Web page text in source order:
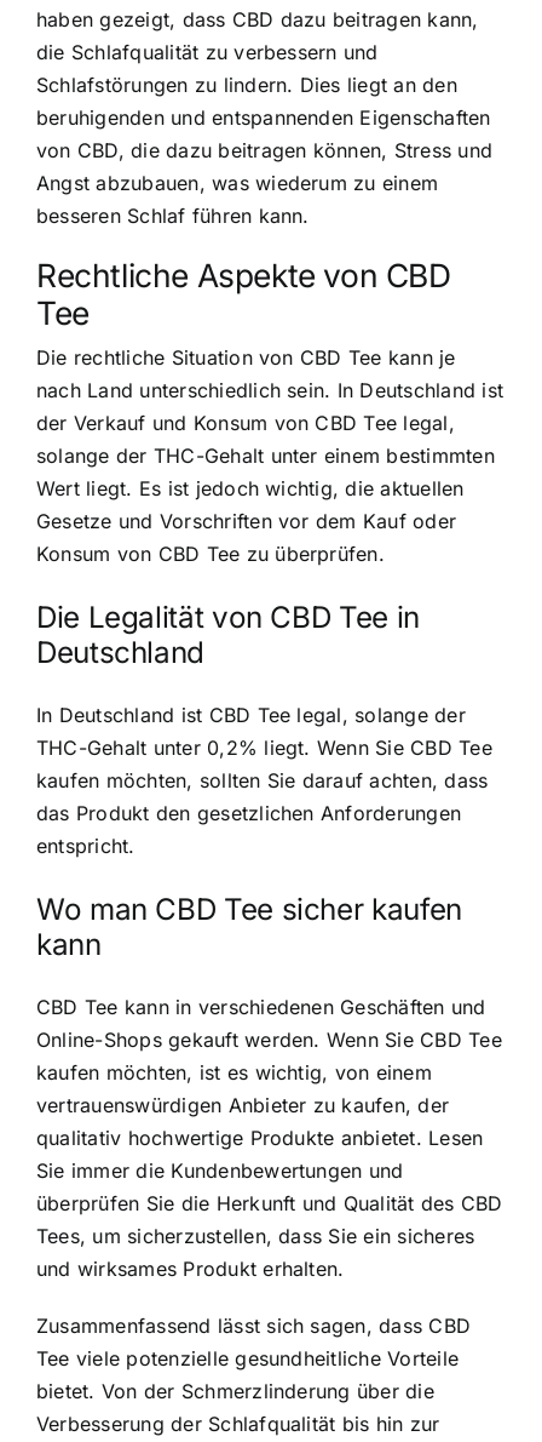
haben gezeigt, dass CBD dazu beitragen kann,
die Schlafqualität zu verbessern und
Schlafstörungen zu lindern. Dies liegt an den
beruhigenden und entspannenden Eigenschaften
von CBD, die dazu beitragen können, Stress und
Angst abzubauen, was wiederum zu einem
besseren Schlaf führen kann.
Rechtliche Aspekte von CBD
Tee
Die rechtliche Situation von CBD Tee kann je
nach Land unterschiedlich sein. In Deutschland ist
der Verkauf und Konsum von CBD Tee legal,
solange der THC-Gehalt unter einem bestimmten
Wert liegt. Es ist jedoch wichtig, die aktuellen
Gesetze und Vorschriften vor dem Kauf oder
Konsum von CBD Tee zu überprüfen.
Die Legalität von CBD Tee in
Deutschland
In Deutschland ist CBD Tee legal, solange der
THC-Gehalt unter 0,2% liegt. Wenn Sie CBD Tee
kaufen möchten, sollten Sie darauf achten, dass
das Produkt den gesetzlichen Anforderungen
entspricht.
Wo man CBD Tee sicher kaufen
kann
CBD Tee kann in verschiedenen Geschäften und
Online-Shops gekauft werden. Wenn Sie CBD Tee
kaufen möchten, ist es wichtig, von einem
vertrauenswürdigen Anbieter zu kaufen, der
qualitativ hochwertige Produkte anbietet. Lesen
Sie immer die Kundenbewertungen und
überprüfen Sie die Herkunft und Qualität des CBD
Tees, um sicherzustellen, dass Sie ein sicheres
und wirksames Produkt erhalten.
Zusammenfassend lässt sich sagen, dass CBD
Tee viele potenzielle gesundheitliche Vorteile
bietet. Von der Schmerzlinderung über die
Verbesserung der Schlafqualität bis hin zur